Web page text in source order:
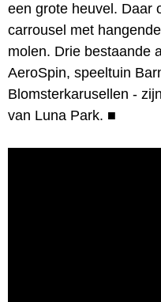
een grote heuvel. Daar
carrousel met
molen. Drie bestaande
AeroSpin, speeltuin
Blomsterkarusellen -
van Luna Park. ■